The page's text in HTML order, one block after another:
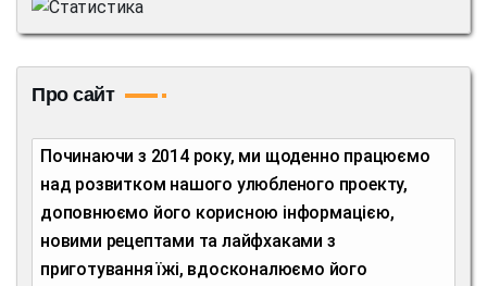
Про сайт
Починаючи з 2014 року, ми щоденно працюємо
над розвитком нашого улюбленого проекту,
доповнюємо його корисною інформацією,
новими рецептами та лайфхаками з
приготування їжі, вдосконалюємо його